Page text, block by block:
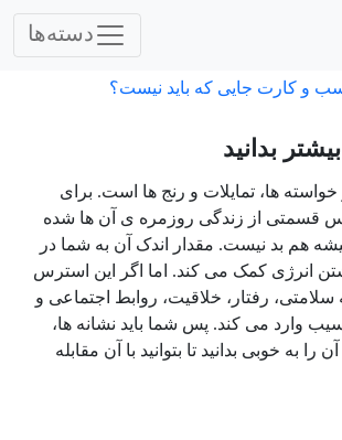
دسته‌ها
و کارت جایی که باید نیست؟
بدانید
ها، تمایلات و رنج ها است. برای
قسمتی از زندگی روزمره ی آن ها شده
هم بد نیست. مقدار اندک آن به شما در
انرژی کمک می کند. اما اگر این استرس
رفتار، خلاقیت، روابط اجتماعی و
وارد می کند. پس شما باید نشانه ها،
را به خوبی بدانید تا بتوانید با آن مقابله